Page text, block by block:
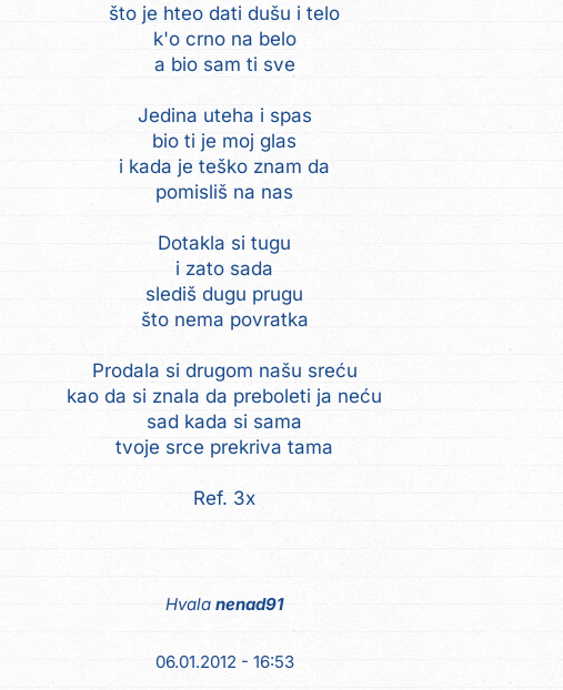
što je hteo dati dušu i telo
k'o crno na belo
a bio sam ti sve
Jedina uteha i spas
bio ti je moj glas
i kada je teško znam da
pomisliš na nas
Dotakla si tugu
i zato sada
slediš dugu prugu
što nema povratka
Prodala si drugom našu sreću
kao da si znala da preboleti ja neću
sad kada si sama
tvoje srce prekriva tama
Ref. 3x
Hvala nenad91
06.01.2012 - 16:53